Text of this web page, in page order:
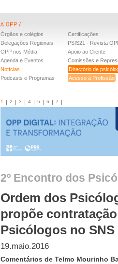
Órgãos e colégios
Delegações Regionais
OPP nos Média
Agenda e Eventos
Notícias
Podcasts e Programas
Certificações
PSIS21 - Revista
Apoio ao Cliente
Comissões e
Directório de
Acesso à Profissão
1 2 3 4 5 6 7
2º Encontro dos
Ordem dos
propõe
Psicólogos no SNS
19.maio.2016
Comentários de Telmo Mourinho